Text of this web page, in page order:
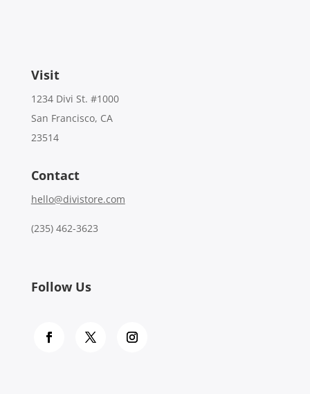
Visit
1234 Divi St. #1000
San Francisco, CA
23514
Contact
hello@divistore.com
(235) 462-3623
Follow Us